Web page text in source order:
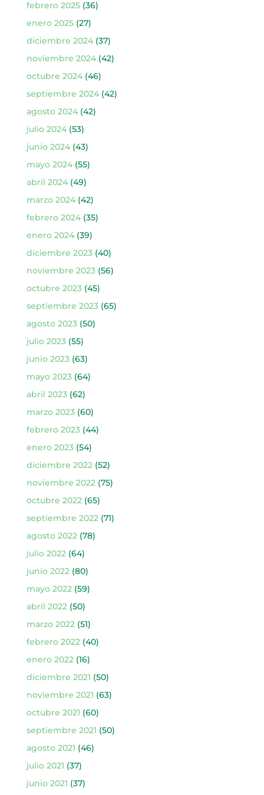
febrero 2025(36)
enero 2025(27)
diciembre 2024(37)
noviembre 2024(42)
octubre 2024(46)
septiembre 2024(42)
agosto 2024(42)
julio 2024(53)
junio 2024(43)
mayo 2024(55)
abril 2024(49)
marzo 2024(42)
febrero 2024(35)
enero 2024(39)
diciembre 2023(40)
noviembre 2023(56)
octubre 2023(45)
septiembre 2023(65)
agosto 2023(50)
julio 2023(55)
junio 2023(63)
mayo 2023(64)
abril 2023(62)
marzo 2023(60)
febrero 2023(44)
enero 2023(54)
diciembre 2022(52)
noviembre 2022(75)
octubre 2022(65)
septiembre 2022(71)
agosto 2022(78)
julio 2022(64)
junio 2022(80)
mayo 2022(59)
abril 2022(50)
marzo 2022(51)
febrero 2022(40)
enero 2022(16)
diciembre 2021 (50)
noviembre 2021 (63)
octubre 2021 (60)
septiembre 2021 (50)
agosto 2021 (46)
julio 2021 (37)
junio 2021 (37)